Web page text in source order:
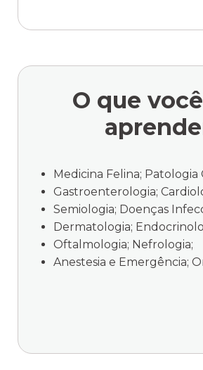
O que você
Medicina Felina; Patologia
Gastroenterologia;
Semiologia; Doenças
Dermatologia;
Oftalmologia; Nefrologia;
Anestesia e Emergência;